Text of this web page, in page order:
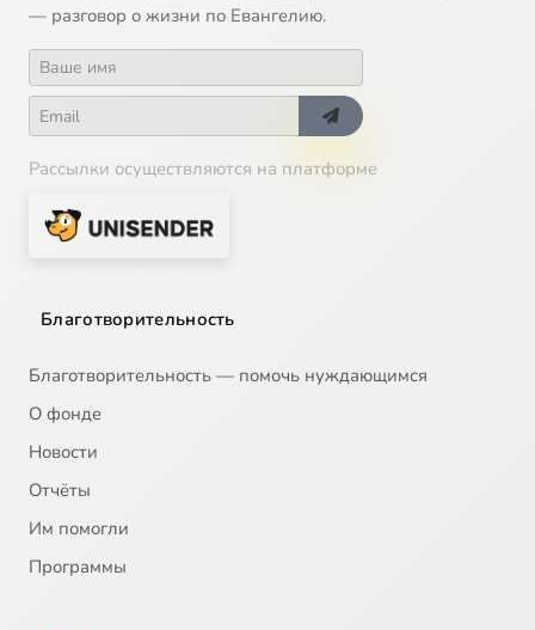
— разговор о жизни по Евангелию.
Рассылки осуществляются на платформе
Благотворительность
Благотворительность — помочь нуждающимся
О фонде
Новости
Отчёты
Им помогли
Программы